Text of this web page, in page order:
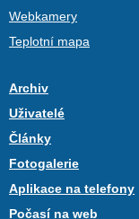
Webkamery
Teplotní mapa
Archiv
Uživatelé
Články
Fotogalerie
Aplikace na telefony
Počasí na web